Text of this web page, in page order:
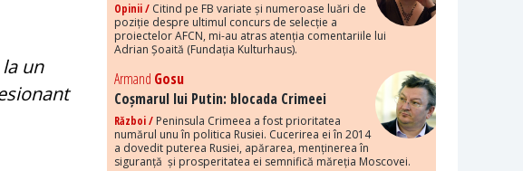
la un
Opinii / Citind pe FB variate și numeroase luări de
poziție despre ultimul concurs de selecție a
proiectelor AFCN, mi-au atras atenția comentariile lui
Adrian Șoaită (Fundația Kulturhaus).
Armand Gosu
Coșmarul lui Putin: blocada Crimeei
Război / Peninsula Crimeea a fost prioritatea
numărul unu în politica Rusiei. Cucerirea ei în 2014
a dovedit puterea Rusiei, apărarea, menținerea în
siguranță și prosperitatea ei semnifică măreția Moscovei.